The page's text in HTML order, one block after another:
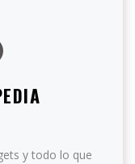
y todo lo que